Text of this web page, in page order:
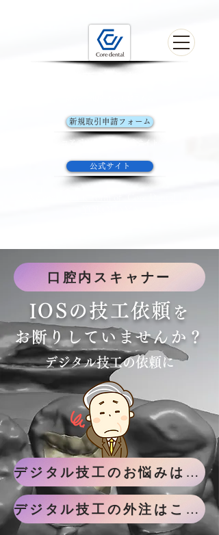
新規取引申請フォーム
コアデンタルラボ​公式サイト
公式サイト
口腔内スキャナー
IOS の技工依頼 を
お断りしていませんか？
デジタル技工の依頼に
デジタル技工のお悩みはこちら
デジタル技工の外注はこちら